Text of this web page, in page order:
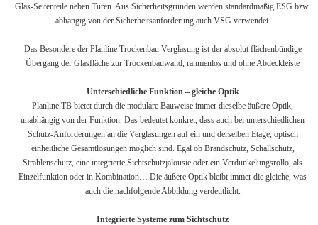
Glas-Seitenteile neben Türen. Aus Sicherheitsgründen werden standardmäßig ESG bzw.
abhängig von der Sicherheitsanforderung auch VSG verwendet.
Das Besondere der Planline Trockenbau Verglasung ist der absolut flächenbündige
Übergang der Glasfläche zur Trockenbauwand, rahmenlos und ohne Abdeckleiste
Unterschiedliche Funktion – gleiche Optik
Planline TB bietet durch die modulare Bauweise immer dieselbe äußere Optik,
unabhängig von der Funktion. Das bedeutet konkret, dass auch bei unterschiedlichen
Schutz-Anforderungen an die Verglasungen auf ein und derselben Etage, optisch
einheitliche Gesamtlösungen möglich sind. Egal ob Brandschutz, Schallschutz,
Strahlenschutz, eine integrierte Sichtschutzjalousie oder ein Verdunkelungsrollo, als
Einzelfunktion oder in Kombination… Die äußere Optik bleibt immer die gleiche, was
auch die nachfolgende Abbildung verdeutlicht.
Integrierte Systeme zum Sichtschutz